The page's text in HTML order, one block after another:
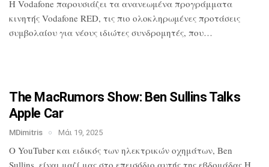
H Vodafone παρουσιάζει τα ανανεωμένα προγράμματα
κινητής Vodafone RED, τις πιο ολοκληρωμένες προτάσεις
συμβολαίου για νέους ιδιώτες συνδρομητές, που…
The MacRumors Show: Ben Sullins Talks
Apple Car
MDimitris Μάι 19, 2025
Ο YouTuber και ειδικός των ηλεκτρικών οχημάτων, Ben